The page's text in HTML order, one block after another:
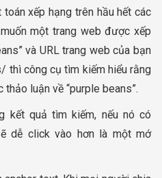
xếp hạng trên hầu hết các
một trang web được xếp
và URL trang web của bạn
thì công cụ tìm kiếm hiểu rằng
luận về “purple beans”.
kết quả tìm kiếm, nếu nó có
dễ click vào hơn là một mớ